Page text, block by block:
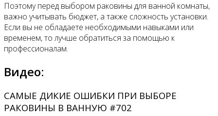
Поэтому перед выбором раковины для ванной комнаты,
важно учитывать бюджет, а также сложность установки.
Если вы не обладаете необходимыми навыками или
временем, то лучше обратиться за помощью к
профессионалам.
Видео:
САМЫЕ ДИКИЕ ОШИБКИ ПРИ ВЫБОРЕ
РАКОВИНЫ В ВАННУЮ #702